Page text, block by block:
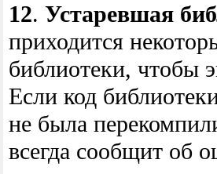
12. Устаревшая
приходится
библиотеки, чтобы
Если код
не была
всегда сообщит об